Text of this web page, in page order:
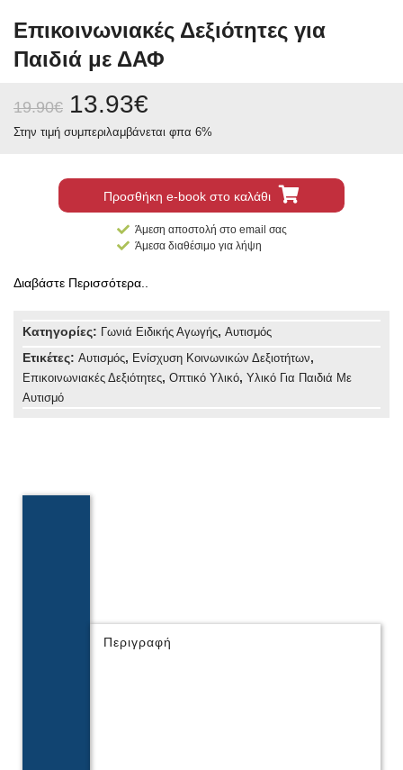
Επικοινωνιακές Δεξιότητες για
Παιδιά με ΔΑΦ
19.90€ 13.93€
Στην τιμή συμπεριλαμβάνεται φπα 6%
Προσθήκη e-book στο καλάθι
Άμεση αποστολή στο email σας
Άμεσα διαθέσιμο για λήψη
Διαβάστε Περισσότερα..
Κατηγορίες: Γωνιά Ειδικής Αγωγής, Αυτισμός
Ετικέτες: Αυτισμός, Ενίσχυση Κοινωνικών Δεξιοτήτων,
Επικοινωνιακές Δεξιότητες, Οπτικό Υλικό, Υλικό Για Παιδιά Με
Αυτισμό
Περιγραφή